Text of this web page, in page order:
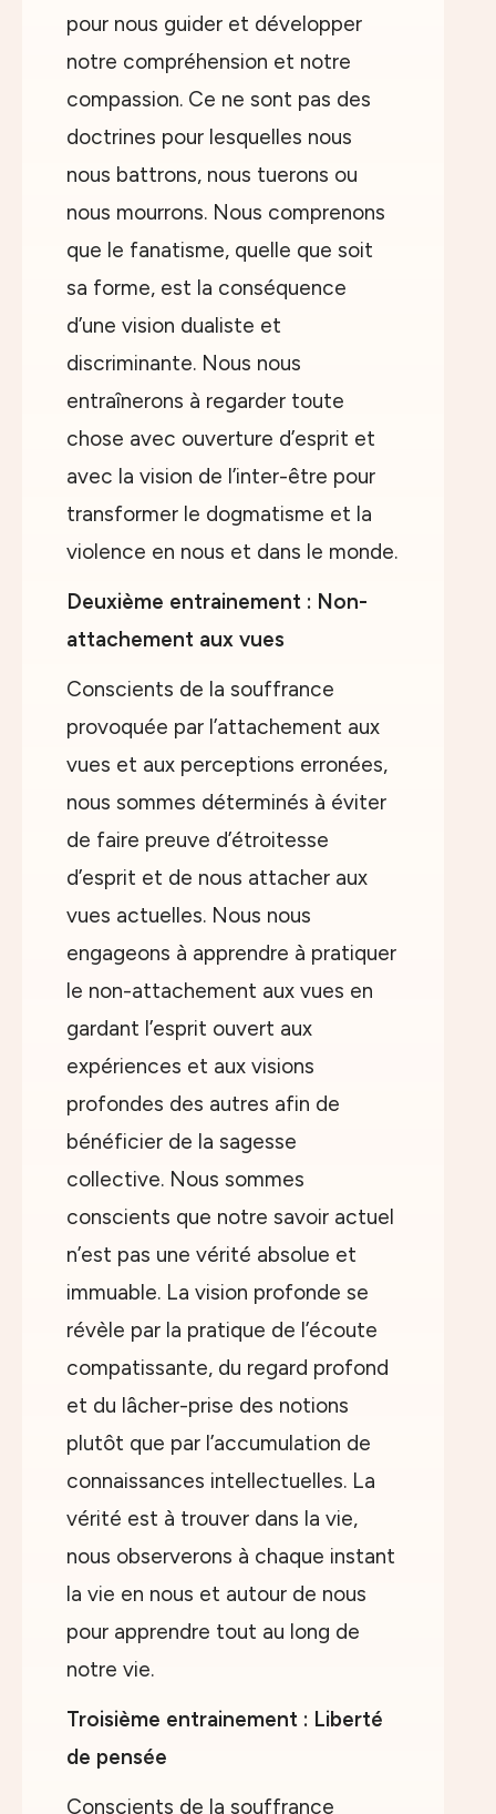
pour nous guider et développer
notre compréhension et notre
compassion. Ce ne sont pas des
doctrines pour lesquelles nous
nous battrons, nous tuerons ou
nous mourrons. Nous comprenons
que le fanatisme, quelle que soit
sa forme, est la conséquence
d’une vision dualiste et
discriminante. Nous nous
entraînerons à regarder toute
chose avec ouverture d’esprit et
avec la vision de l’inter-être pour
transformer le dogmatisme et la
violence en nous et dans le monde.
Deuxième entrainement : Non-
attachement aux vues
Conscients de la souffrance
provoquée par l’attachement aux
vues et aux perceptions erronées,
nous sommes déterminés à éviter
de faire preuve d’étroitesse
d’esprit et de nous attacher aux
vues actuelles. Nous nous
engageons à apprendre à pratiquer
le non-attachement aux vues en
gardant l’esprit ouvert aux
expériences et aux visions
profondes des autres afin de
bénéficier de la sagesse
collective. Nous sommes
conscients que notre savoir actuel
n’est pas une vérité absolue et
immuable. La vision profonde se
révèle par la pratique de l’écoute
compatissante, du regard profond
et du lâcher-prise des notions
plutôt que par l’accumulation de
connaissances intellectuelles. La
vérité est à trouver dans la vie,
nous observerons à chaque instant
la vie en nous et autour de nous
pour apprendre tout au long de
notre vie.
Troisième entrainement : Liberté
de pensée
Conscients de la souffrance